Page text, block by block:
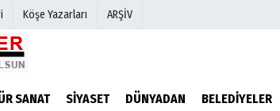
Köşe Yazarları ARŞİV
SANAT SİYASET DÜNYADAN BELEDİYELER
Biyografiler